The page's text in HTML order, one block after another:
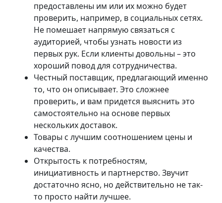
предоставлены им или их можно будет
проверить, например, в социальных сетях.
Не помешает напрямую связаться с
аудиторией, чтобы узнать новости из
первых рук. Если клиенты довольны – это
хороший повод для сотрудничества.
Честный поставщик, предлагающий именно
то, что он описывает. Это сложнее
проверить, и вам придется выяснить это
самостоятельно на основе первых
нескольких доставок.
Товары с лучшим соотношением цены и
качества.
Открытость к потребностям,
инициативность и партнерство. Звучит
достаточно ясно, но действительно не так-
то просто найти лучшее.